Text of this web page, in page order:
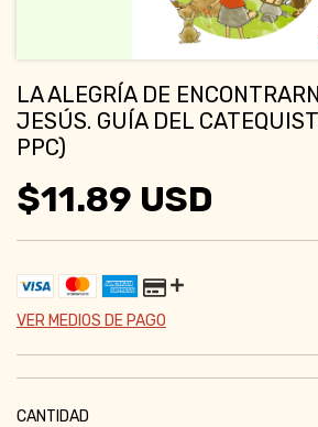
LA ALEGRÍA DE
JESÚS. GUÍA DEL
PPC)
$11.89 USD
VER MEDIOS DE PAGO
CANTIDAD